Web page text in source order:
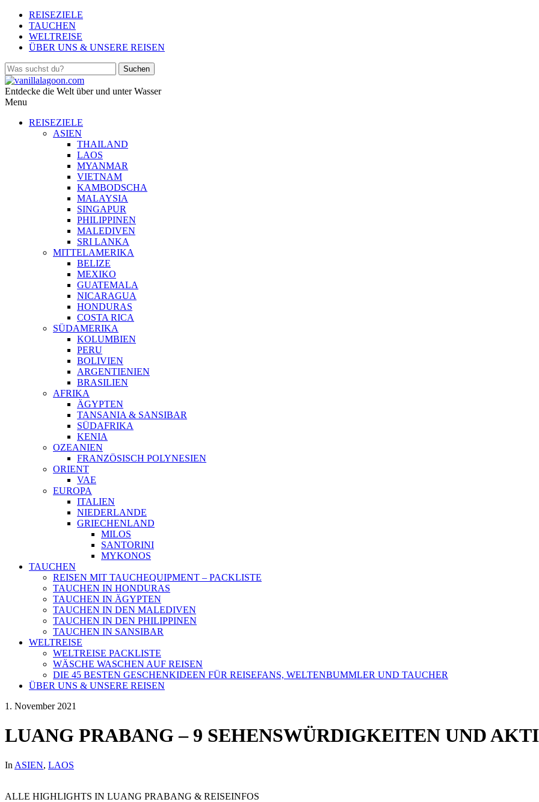
REISEZIELE
TAUCHEN
WELTREISE
ÜBER UNS & UNSERE REISEN
Entdecke die Welt über und unter Wasser
Menu
REISEZIELE
ASIEN
THAILAND
LAOS
MYANMAR
VIETNAM
KAMBODSCHA
MALAYSIA
SINGAPUR
PHILIPPINEN
MALEDIVEN
SRI LANKA
MITTELAMERIKA
BELIZE
MEXIKO
GUATEMALA
NICARAGUA
HONDURAS
COSTA RICA
SÜDAMERIKA
KOLUMBIEN
PERU
BOLIVIEN
ARGENTIENIEN
BRASILIEN
AFRIKA
ÄGYPTEN
TANSANIA & SANSIBAR
SÜDAFRIKA
KENIA
OZEANIEN
FRANZÖSISCH POLYNESIEN
ORIENT
VAE
EUROPA
ITALIEN
NIEDERLANDE
GRIECHENLAND
MILOS
SANTORINI
MYKONOS
TAUCHEN
REISEN MIT TAUCHEQUIPMENT – PACKLISTE
TAUCHEN IN HONDURAS
TAUCHEN IN ÄGYPTEN
TAUCHEN IN DEN MALEDIVEN
TAUCHEN IN DEN PHILIPPINEN
TAUCHEN IN SANSIBAR
WELTREISE
WELTREISE PACKLISTE
WÄSCHE WASCHEN AUF REISEN
DIE 45 BESTEN GESCHENKIDEEN FÜR REISEFANS, WELTENBUMMLER UND TAUCHER
ÜBER UNS & UNSERE REISEN
1. November 2021
LUANG PRABANG – 9 SEHENSWÜRDIGKEITEN UND
In ASIEN, LAOS
ALLE HIGHLIGHTS IN LUANG PRABANG & REISEINFOS